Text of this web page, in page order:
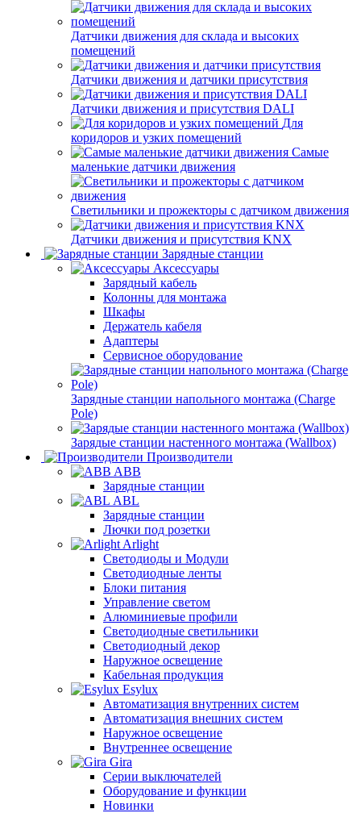
Датчики движения для склада и высоких
помещений
Датчики движения и датчики присутствия
Датчики движения и присутствия DALI
Для
коридоров и узких помещений
Самые
маленькие датчики движения
Светильники и прожекторы с датчиком движения
Датчики движения и присутствия KNX
Зарядные станции
Аксессуары
Зарядный кабель
Колонны для монтажа
Шкафы
Держатель кабеля
Адаптеры
Сервисное оборудование
Зарядные станции напольного монтажа (Charge
Pole)
Зарядые станции настенного монтажа (Wallbox)
Производители
ABB
Зарядные станции
ABL
Зарядные станции
Лючки под розетки
Arlight
Светодиоды и Модули
Светодиодные ленты
Блоки питания
Управление светом
Алюминиевые профили
Светодиодные светильники
Светодиодный декор
Наружное освещение
Кабельная продукция
Esylux
Автоматизация внутренних систем
Автоматизация внешних систем
Наружное освещение
Внутреннее освещение
Gira
Серии выключателей
Оборудование и функции
Новинки